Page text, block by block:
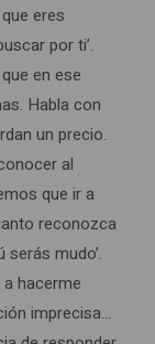
eres
por ti’.
en ese
Habla con
un precio.
al
que ir a
reconozca
mudo’.
hacerme
imprecisa…